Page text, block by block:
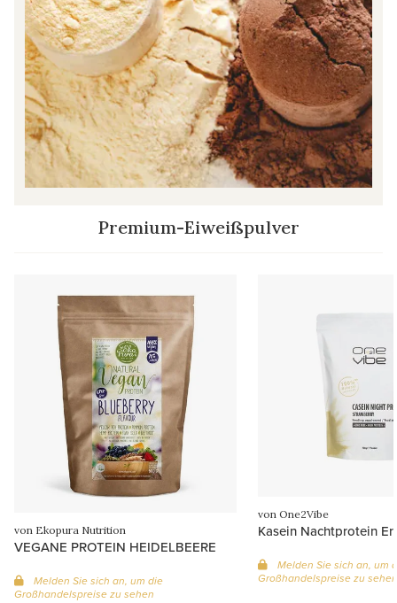
Premium-Eiweißpulver
von Ekopura Nutrition
VEGANE PROTEIN HEIDELBEERE
Melden Sie sich an, um die
Großhandelspreise zu sehen
von One2Vibe
Kasein Nachtprotein
Melden Sie sich an, um
Großhandelspreise zu sehen